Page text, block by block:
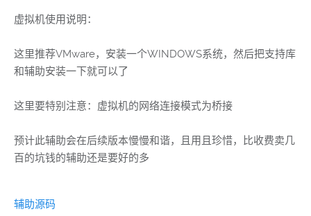
虚拟机使用说明：
这里推荐VMware，安装一个WINDOWS系统，然后把支持库
和辅助安装一下就可以了
这里要特别注意：虚拟机的网络连接模式为桥接
预计此辅助会在后续版本慢慢和谐，且用且珍惜，比收费卖几
百的坑钱的辅助还是要好的多
辅助源码